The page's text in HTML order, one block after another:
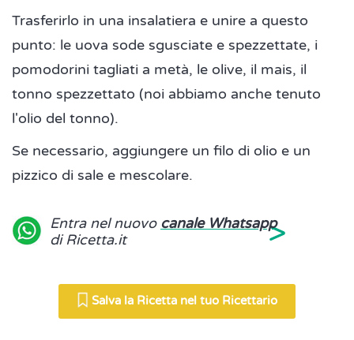
Trasferirlo in una insalatiera e unire a questo
punto: le uova sode sgusciate e spezzettate, i
pomodorini tagliati a metà, le olive, il mais, il
tonno spezzettato (noi abbiamo anche tenuto
l'olio del tonno).
Se necessario, aggiungere un filo di olio e un
pizzico di sale e mescolare.
Entra nel nuovo canale Whatsapp
di Ricetta.it
>
Salva la Ricetta nel tuo Ricettario